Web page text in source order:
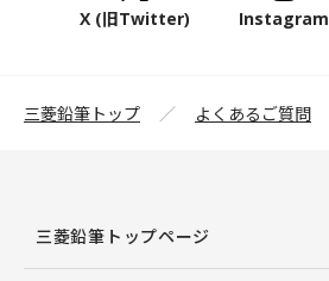
X (旧Twitter) Instagram
三菱鉛筆トップ よくあるご質問
三菱鉛筆トップページ